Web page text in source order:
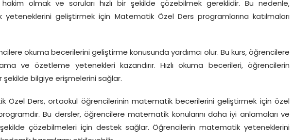
olmak ve soruları hızlı bir şekilde çözebilmek gereklidir. Bu nedenle,
geliştirmek için Matematik Özel Ders programlarına katılmaları
okuma becerilerini geliştirme konusunda yardımcı olur. Bu kurs, öğrencilere
ve özetleme yetenekleri kazandırır. Hızlı okuma becerileri, öğrencilerin
şekilde bilgiye erişmelerini sağlar.
Özel Ders, ortaokul öğrencilerinin matematik becerilerini geliştirmek için özel
Bu dersler, öğrencilere matematik konularını daha iyi anlamaları ve
çözebilmeleri için destek sağlar. Öğrencilerin matematik yeteneklerini